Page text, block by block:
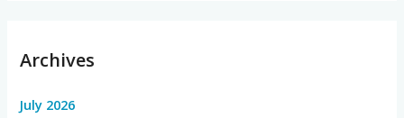
Archives
July 2026